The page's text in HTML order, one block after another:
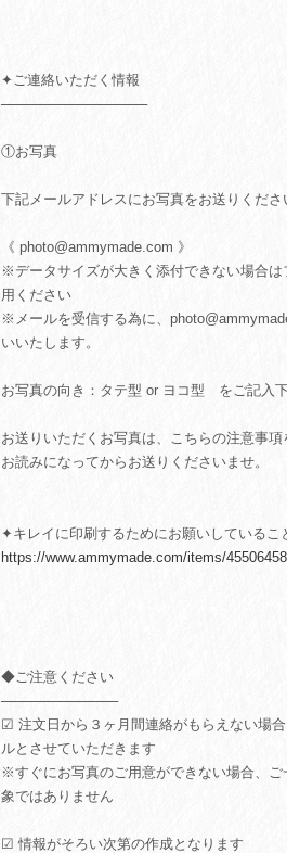
✦ご連絡いただく情報
───────────────
①お写真
下記メールアドレスにお写真をお送りくださ
《 photo@ammymade.com 》
※データサイズが大きく添付できない場合は
用ください
※メールを受信する為に、
いいたします。
お写真の向き：タテ型 or ヨコ型 をご記入下
お送りいただくお写真は、こちらの注意事項
お読みになってからお送りくださいませ。
✦キレイに印刷するためにお願いしているこ
https://www.ammymade.com/items/45506458
◆ご注意ください
────────────
☑ 注文日から３ヶ月間連絡がもらえない場
ルとさせていただきます
※すぐにお写真のご用意ができない場合、
象ではありません
☑ 情報がそろい次第の作成となります